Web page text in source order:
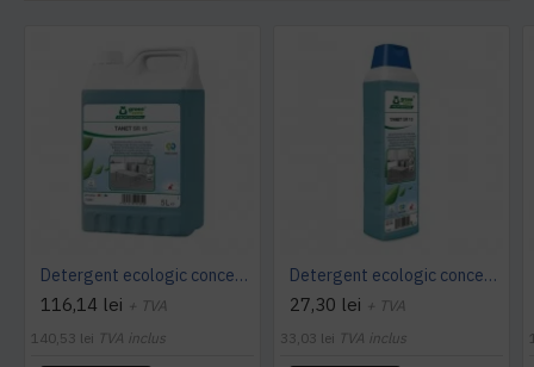
Detergent ecologic concentrat universal, TANET SR 15, 5L
116,14 lei + TVA
140,53 lei TVA inclus
Detergent ecologic concentrat universal, TANET SR 15, 1L
27,30 lei + TVA
33,03 lei TVA inclus